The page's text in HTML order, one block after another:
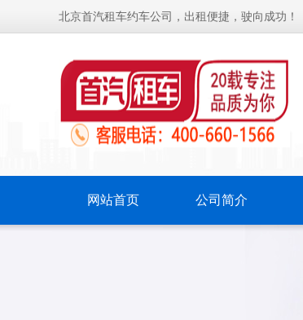
北京首汽租车约车公司，出租便捷，驶向成功！
网站首页 公司简介